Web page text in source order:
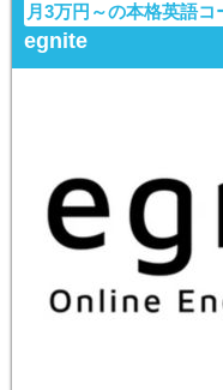
月3万円～の本格英語コ
egnite